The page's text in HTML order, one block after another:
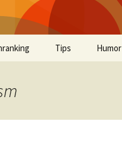
Tips Humor